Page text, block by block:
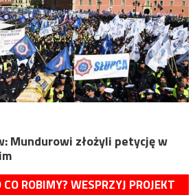
Mundurowi złożyli petycję w
ROBIMY? WESPRZYJ PROJEKT